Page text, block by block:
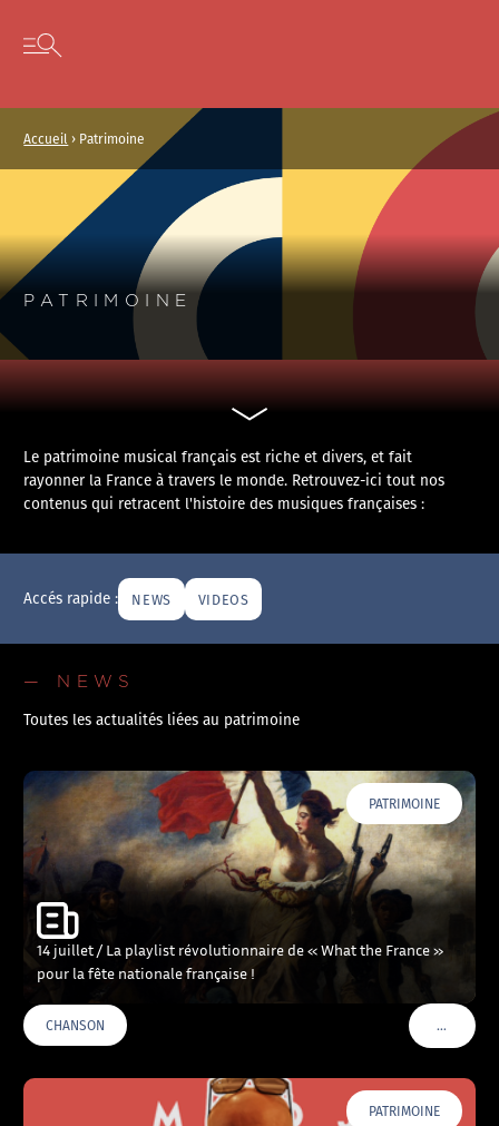
Skip to content
Open secondary menu
Accueil › Patrimoine
PATRIMOINE
Le patrimoine musical français est riche et divers, et fait
rayonner la France à travers le monde. Retrouvez-ici tout nos
contenus qui retracent l'histoire des musiques françaises :
Accés rapide : NEWS VIDEOS
— NEWS
Toutes les actualités liées au patrimoine
PATRIMOINE
14 juillet / La playlist révolutionnaire de « What the France »
pour la fête nationale française !
CHANSON …VOIR
PATRIMOINE